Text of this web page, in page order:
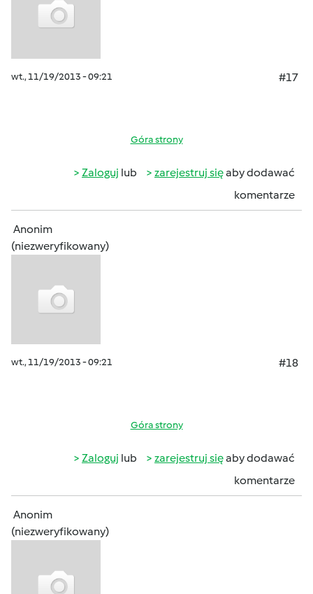
wt., 11/19/2013 - 09:21 #17
Góra strony
Zaloguj lub zarejestruj sięaby dodawać
komentarze
Anonim
(niezweryfikowany)
wt., 11/19/2013 - 09:21 #18
Góra strony
Zaloguj lub zarejestruj sięaby dodawać
komentarze
Anonim
(niezweryfikowany)